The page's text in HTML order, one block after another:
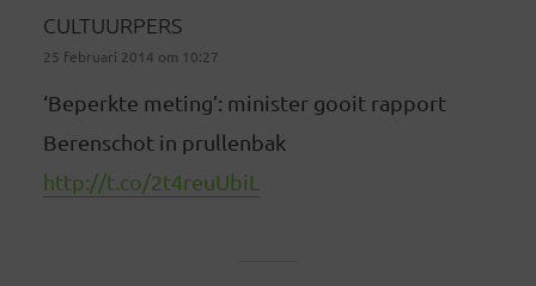
CULTUURPERS
25 februari 2014 om 10:27
‘Beperkte meting’: minister gooit rapport
Berenschot in prullenbak
http://t.co/2t4reuUbiL